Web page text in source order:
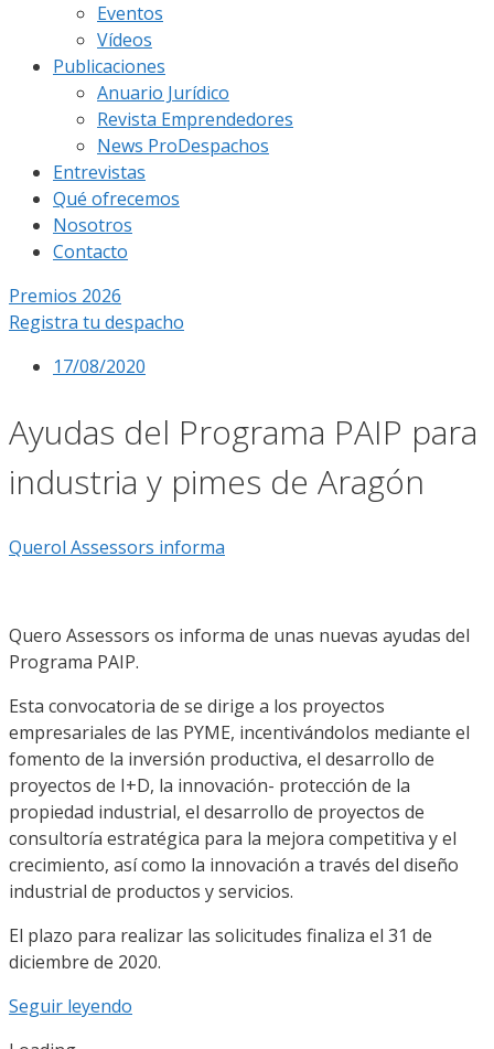
Eventos
Vídeos
Publicaciones
Anuario Jurídico
Revista Emprendedores
News ProDespachos
Entrevistas
Qué ofrecemos
Nosotros
Contacto
Premios 2026
Registra tu despacho
17/08/2020
Ayudas del Programa PAIP para
industria y pimes de Aragón
Querol Assessors informa
Quero Assessors os informa de unas nuevas ayudas del
Programa PAIP.
Esta convocatoria de se dirige a los proyectos
empresariales de las PYME, incentivándolos mediante el
fomento de la inversión productiva, el desarrollo de
proyectos de I+D, la innovación- protección de la
propiedad industrial, el desarrollo de proyectos de
consultoría estratégica para la mejora competitiva y el
crecimiento, así como la innovación a través del diseño
industrial de productos y servicios.
El plazo para realizar las solicitudes finaliza el 31 de
diciembre de 2020.
Seguir leyendo